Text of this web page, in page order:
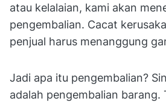
atau kelalaian, kami akan
pengembalian. Cacat
penjual harus menanggung
Jadi apa itu pengembalian?
adalah pengembalian barang.